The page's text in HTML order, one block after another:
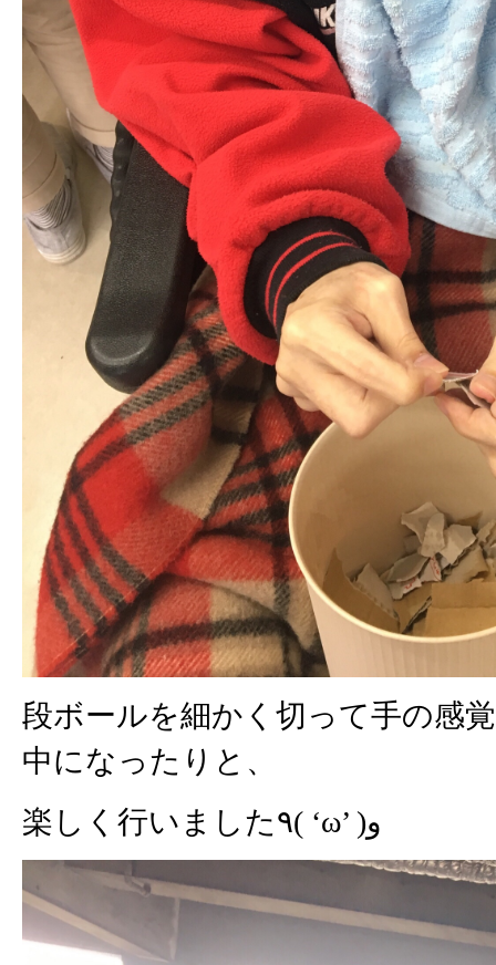
段ボールを細かく切って手の感
中になったりと、
楽しく行いました٩( ‘ω’ )و